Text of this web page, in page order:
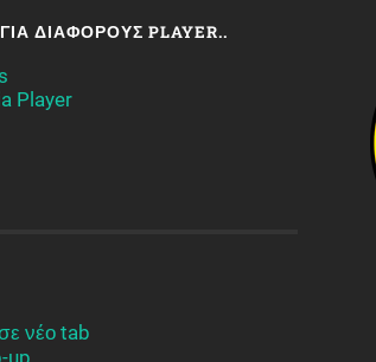
ΓΙΑ ΔΙΆΦΟΡΟΥΣ PLAYER..
Player
νέο tab
up